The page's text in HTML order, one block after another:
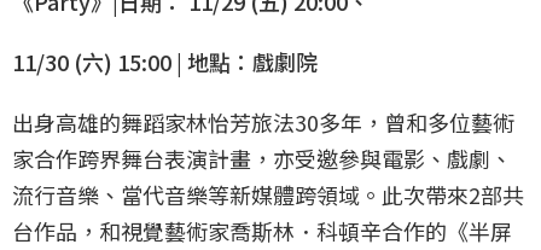
11/30 (六) 15:00 | 地點：戲劇院
出身高雄的舞蹈家林怡芳旅法30多年，曾和多位藝術
家合作跨界舞台表演計畫，亦受邀參與電影、戲劇、
流行音樂、當代音樂等新媒體跨領域。此次帶來2部共
台作品，和視覺藝術家喬斯林．科頓辛合作的《半屏